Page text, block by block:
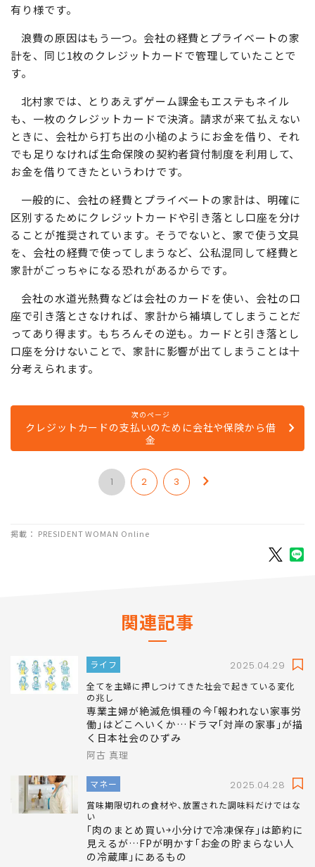
有り様です。
浪費の原因はもう一つ。会社の経費とプライベートの家
計を、同じ1枚のクレジットカードで管理していたことで
す。
北村家では、とりあえずゲーム課金もエステもネイル
も、一枚のクレジットカードで決済。請求が来て払えない
ときに、会社から打ち出の小槌のようにお金を借り、それ
でも足りなければ生命保険の契約者貸付制度を利用して、
お金を借りてきたというわけです。
一般的に、会社の経費とプライベートの家計は、明確に
区別するためにクレジットカードや引き落とし口座を分け
ることが推奨されています。そうでないと、家で使う文具
を、会社の経費で使ってしまうなど、公私混同して経費と
家計がごっちゃになる恐れがあるからです。
会社の水道光熱費などは会社のカードを使い、会社の口
座で引き落とさなければ、家計から補填してしまうことだ
ってあり得ます。もちろんその逆も。カードと引き落とし
口座を分けないことで、家計に影響が出てしまうことは十
分考えられます。
次のページ
クレジットカードの支払いのために会社や保険から借
金
1 2 3
掲載： PRESIDENT WOMAN Online
関連記事
ライフ 2025.04.29
全てを主婦に押しつけてきた社会で起きている変化
の兆し
専業主婦が絶滅危惧種の今｢報われない家事労
働｣はどこへいくか…ドラマ｢対岸の家事｣が描
く日本社会のひずみ
阿古 真理
マネー 2025.04.28
賞味期限切れの食材や､放置された調味料だけではな
い
｢肉のまとめ買い￫小分けで冷凍保存｣は節約に
見えるが…FPが明かす｢お金の貯まらない人
の冷蔵庫｣にあるもの